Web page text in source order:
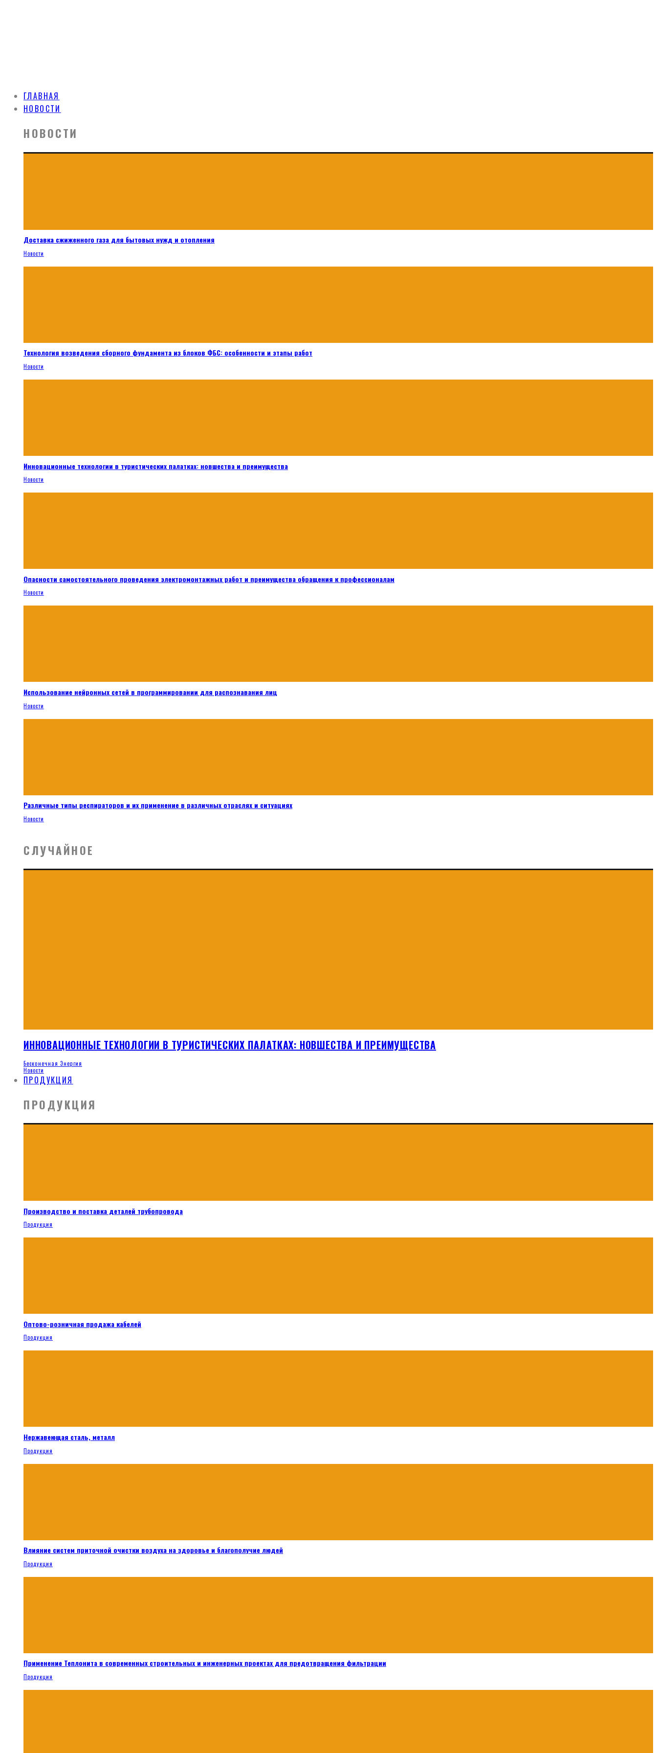
ГЛАВНАЯ
НОВОСТИ
НОВОСТИ
Доставка сжиженного газа для бытовых нужд и отопления
Новости
Технология возведения сборного фундамента из блоков ФБС: особенности и этапы работ
Новости
Инновационные технологии в туристических палатках: новшества и преимущества
Новости
Опасности самостоятельного проведения электромонтажных работ и преимущества обращения к профессионалам
Новости
Использование нейронных сетей в программировании для распознавания лиц
Новости
Различные типы респираторов и их применение в различных отраслях и ситуациях
Новости
СЛУЧАЙНОЕ
ИННОВАЦИОННЫЕ ТЕХНОЛОГИИ В ТУРИСТИЧЕСКИХ ПАЛАТКАХ: НОВШЕСТВА И ПРЕИМУЩЕСТВА
Бесконечная Энергия
Новости
ПРОДУКЦИЯ
ПРОДУКЦИЯ
Производство и поставка деталей трубопровода
Продукция
Оптово-розничная продажа кабелей
Продукция
Нержавеющая сталь, металл
Продукция
Влияние систем приточной очистки воздуха на здоровье и благополучие людей
Продукция
Применение Теплонита в современных строительных и инженерных проектах для предотвращения фильтрации
Продукция